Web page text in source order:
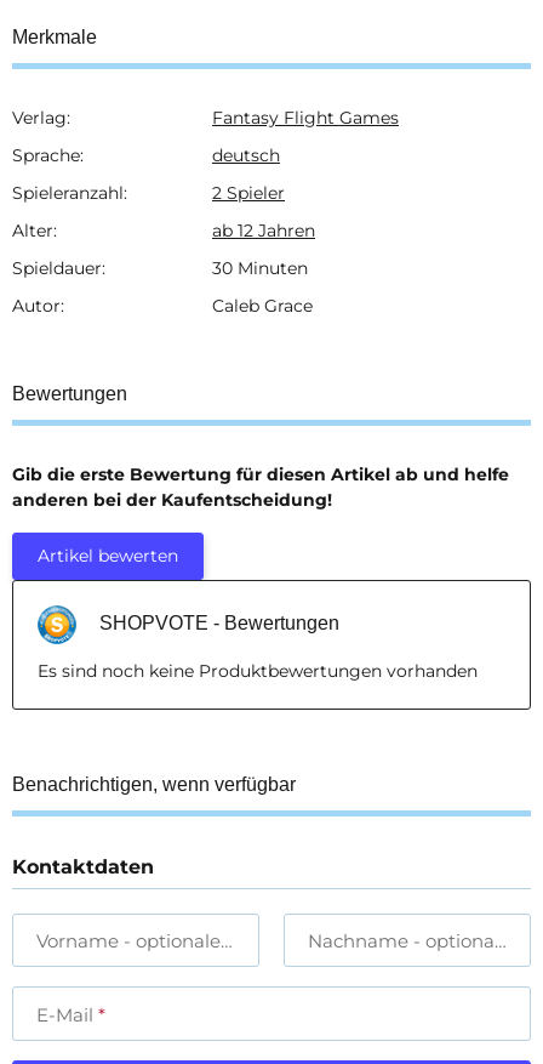
Merkmale
Produkteigenschaft
Wert
Verlag:
Fantasy Flight Games
Sprache:
deutsch
Spieleranzahl:
2 Spieler
Alter:
ab 12 Jahren
Spieldauer:
30 Minuten
Autor:
Caleb Grace
Bewertungen
Gib die erste Bewertung für diesen Artikel ab und helfe
anderen bei der Kaufentscheidung!
Artikel bewerten
SHOPVOTE - Bewertungen
Es sind noch keine Produktbewertungen vorhanden
Benachrichtigen, wenn verfügbar
Kontaktdaten
Vorname - optionale Angabe Nachname - optionale
E-Mail